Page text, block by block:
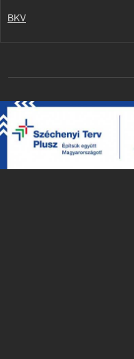
BKV